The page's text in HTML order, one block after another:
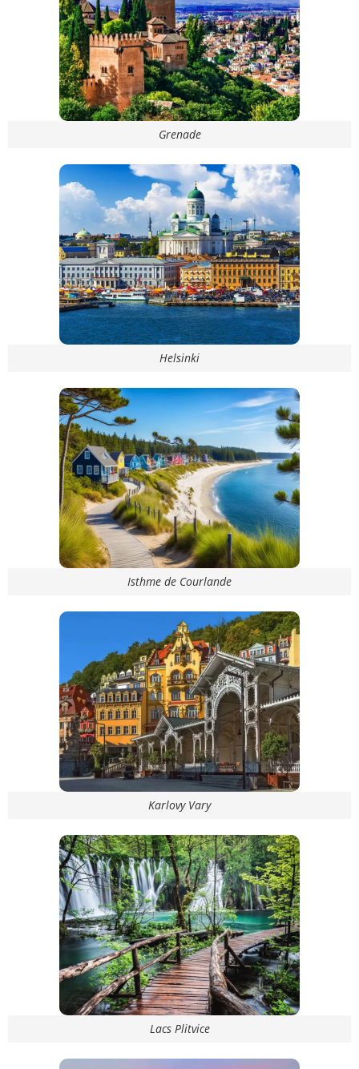
Grenade
Helsinki
Isthme de Courlande
Karlovy Vary
Lacs Plitvice